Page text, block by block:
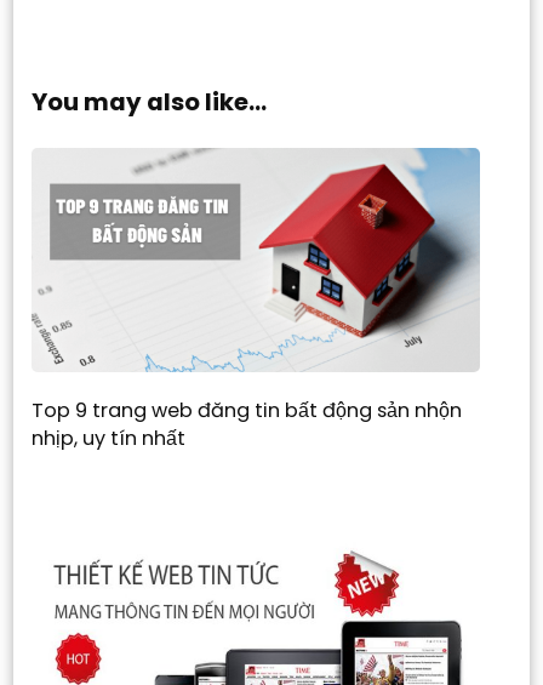
You may also like...
Top 9 trang web đăng tin bất động sản nhộn
nhịp, uy tín nhất